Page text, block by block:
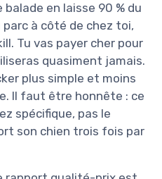
en laisse 90 % du
à côté de chez toi,
Tu vas payer cher pour
quasiment jamais.
plus simple et moins
Il faut être honnête : ce
spécifique, pas le
son chien trois fois par